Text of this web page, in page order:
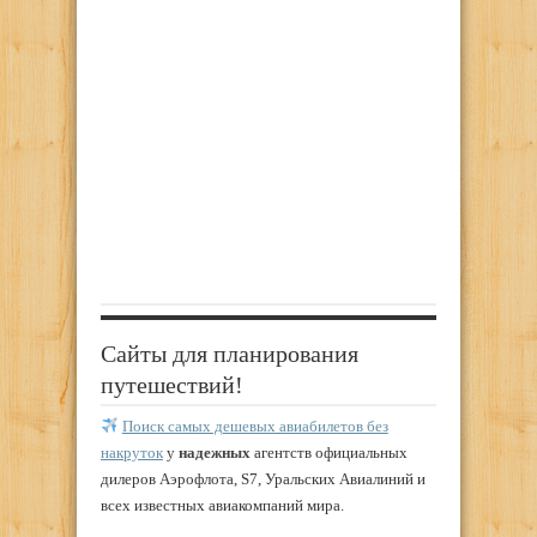
Сайты для планирования
путешествий!
Поиск самых дешевых авиабилетов без
накруток у надежных агентств официальных
дилеров Аэрофлота, S7, Уральских Авиалиний и
всех известных авиакомпаний мира.